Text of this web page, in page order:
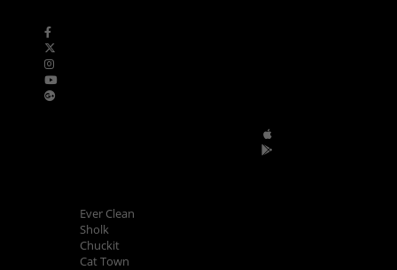
Ever Clean
Sholk
Chuckit
Cat Town